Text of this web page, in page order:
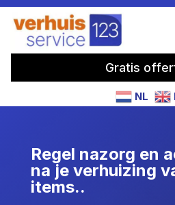
Gratis
NL
Regel nazorg en
na je verhuizing
items.​.